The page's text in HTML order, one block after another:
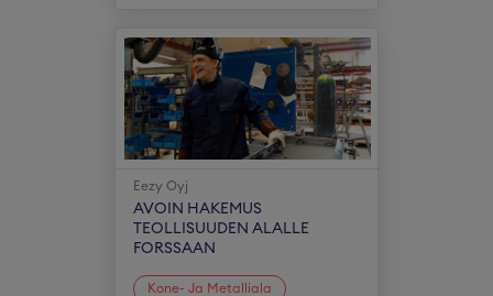
Eezy Oyj
AVOIN HAKEMUS
TEOLLISUUDEN ALALLE
FORSSAAN
Kone- Ja Metalliala